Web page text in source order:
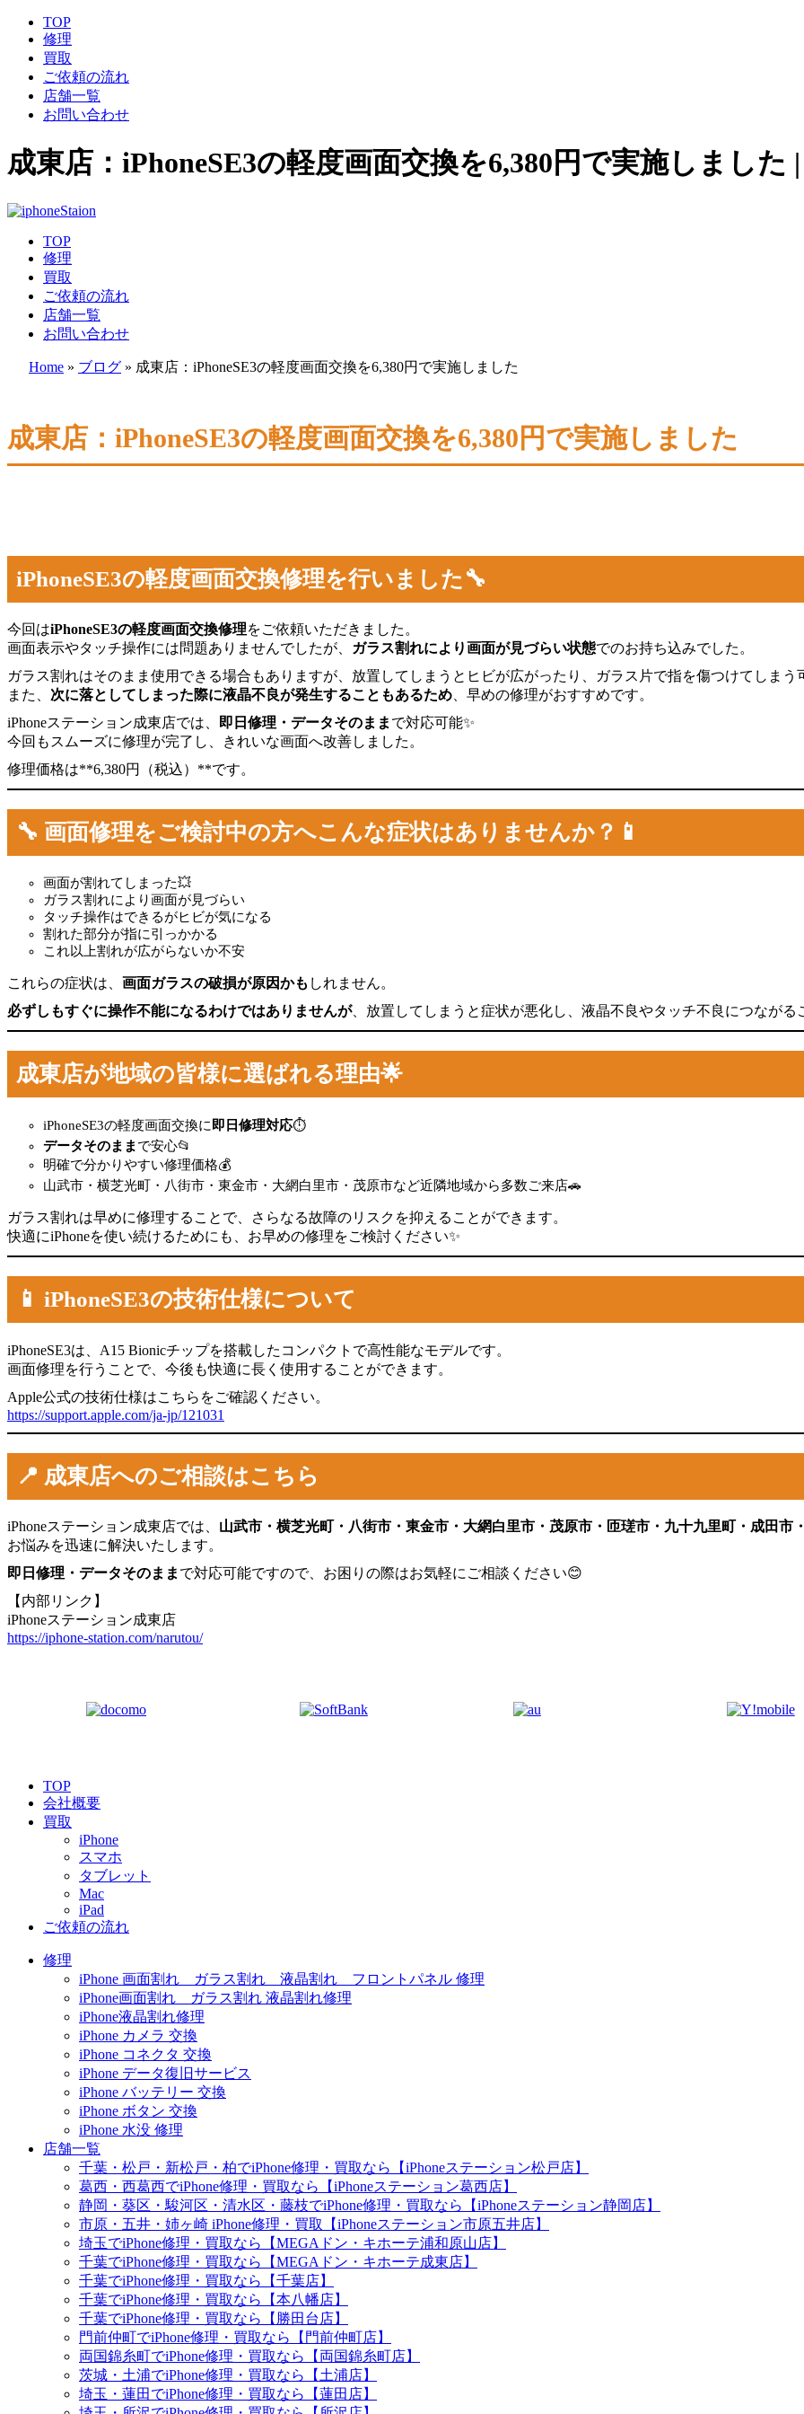
TOP
修理
買取
ご依頼の流れ
店舗一覧
お問い合わせ
成東店：iPhoneSE3の軽度画面交換を6,380円で実施しました
TOP
修理
買取
ご依頼の流れ
店舗一覧
お問い合わせ
Home » ブログ » 成東店：iPhoneSE3の軽度画面交換を6,380円で実施しました
成東店：iPhoneSE3の軽度画面交換を6,380円で実施しました
iPhoneSE3の軽度画面交換修理を行いました🔧
今回はiPhoneSE3の軽度画面交換修理をご依頼いただきました。
画面表示やタッチ操作には問題ありませんでしたが、
ガラス割れにより画面が見づらい状態でのお持ち込みでした。
ガラス割れはそのまま使用できる場合もありますが、放置してしまうとヒビが広がったり、ガラス片で指を傷つけてしまう
また、 次に落としてしまった際に液晶不良が発生することもあるため 、早めの修理がおすすめです。
iPhoneステーション成東店では、
即日修理・データそのまま で対応可能✨
今回もスムーズに修理が完了し、きれいな画面へ改善しました。
修理価格は**6,380円（税込）**です。
🔧 画面修理をご検討中の方へこんな症状はありませんか？📱
画面が割れてしまった💥
ガラス割れにより画面が見づらい
タッチ操作はできるがヒビが気になる
割れた部分が指に引っかかる
これ以上割れが広がらないか不安
これらの症状は、 画面ガラスの破損が原因かも しれません。
必ずしもすぐに操作不能になるわけではありませんが、放置してしまうと症状が悪化し、液晶不良やタッチ不良につながる
成東店が地域の皆様に選ばれる理由🌟
iPhoneSE3の軽度画面交換に即日修理対応⏱️
データそのままで安心📂
明確で分かりやすい修理価格💰
山武市・横芝光町・八街市・東金市・大網白里市・茂原市など近隣地域から多数ご来店🚗
ガラス割れは早めに修理することで、さらなる故障のリスクを抑えることができます。
快適にiPhoneを使い続けるためにも、お早めの修理をご検討ください✨
📱 iPhoneSE3の技術仕様について
iPhoneSE3は、A15 Bionicチップを搭載したコンパクトで高性能なモデルです。
画面修理を行うことで、今後も快適に長く使用することができます。
Apple公式の技術仕様はこちらをご確認ください。
https://support.apple.com/ja-jp/121031
📍 成東店へのご相談はこちら
iPhoneステーション成東店では、 山武市・横芝光町・八街市・東金市・大網白里市・茂原市・匝瑳市・九十九里町・成田市
お悩みを迅速に解決いたします。
即日修理・データそのまま で対応可能ですので、お困りの際はお気軽にご相談ください😊
【内部リンク】
iPhoneステーション成東店
https://iphone-station.com/narutou/
TOP
会社概要
買取
iPhone
スマホ
タブレット
Mac
iPad
ご依頼の流れ
修理
iPhone 画面割れ ガラス割れ 液晶割れ フロントパネル 修理
iPhone画面割れ ガラス割れ 液晶割れ修理
iPhone液晶割れ修理
iPhone カメラ 交換
iPhone コネクタ 交換
iPhone データ復旧サービス
iPhone バッテリー 交換
iPhone ボタン 交換
iPhone 水没 修理
店舗一覧
千葉・松戸・新松戸・柏でiPhone修理・買取なら【iPhoneステーション松戸店】
葛西・西葛西でiPhone修理・買取なら【iPhoneステーション葛西店】
静岡・葵区・駿河区・清水区・藤枝でiPhone修理・買取なら【iPhoneステーション静岡店】
市原・五井・姉ヶ崎 iPhone修理・買取【iPhoneステーション市原五井店】
埼玉でiPhone修理・買取なら【MEGAドン・キホーテ浦和原山店】
千葉でiPhone修理・買取なら【MEGAドン・キホーテ成東店】
千葉でiPhone修理・買取なら【千葉店】
千葉でiPhone修理・買取なら【本八幡店】
千葉でiPhone修理・買取なら【勝田台店】
門前仲町でiPhone修理・買取なら【門前仲町店】
両国錦糸町でiPhone修理・買取なら【両国錦糸町店】
茨城・土浦でiPhone修理・買取なら【土浦店】
埼玉・蓮田でiPhone修理・買取なら【蓮田店】